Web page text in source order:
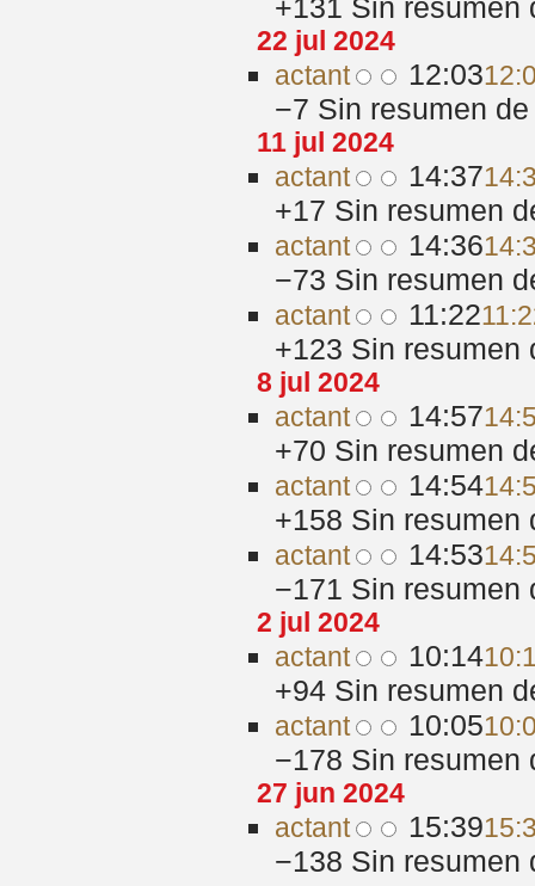
+131 Sin resumen
22 jul 2024
actant 12:03
−7 Sin resumen
11 jul 2024
actant 14:37
+17 Sin resumen
actant 14:36
−73 Sin resumen
actant 11:22
+123 Sin resumen
8 jul 2024
actant 14:57
+70 Sin resumen
actant 14:54
+158 Sin resumen
actant 14:53
−171 Sin resumen
2 jul 2024
actant 10:14
+94 Sin resumen
actant 10:05
−178 Sin resumen
27 jun 2024
actant 15:39
−138 Sin resumen